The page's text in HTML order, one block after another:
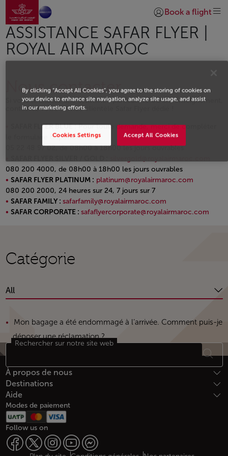
Saut au contenu principal
Aller à la page accueil
Se connecter |
Book a flight
ASSISTANCE SAFAR FLYER |
ROYAL AIR MAROC
Nous contacter
Si vous souhaitez une assistance particulière ou un renseignement,
contactez votre service clientèle Safar Flyer dédié !
SAFAR FLYER BLUE :Pour toute demande, merci de compléter
le formulaire disponibleici.
05 22 48 97 02, de 08h00 à 18h00 les jours ouvrables
080 200 4000, de 08h00 à 18h00 les jours ouvrables
SAFAR FLYER PLATINUM : platinum@royalairmaroc.com
080 200 2000, 24 heures sur 24, 7 jours sur 7
SAFAR FAMILY : safarfamily@royalairmaroc.com
SAFAR CORPORATE : safaflyercorporate@royalairmaroc.com
Catégorie
All
Mon bagage a été endommagé à l’arrivée. Comment puis-je
déposer une réclamation ?
Bas de page Plan du site
Rechercher sur notre site web
À propos de nous
Destinations
Aide
Modes de paiement
Follow us on
By clicking “Accept All Cookies”, you agree to the storing of cookies on
your device to enhance site navigation, analyze site usage, and assist
in our marketing efforts.
Accept All Cookies
Cookies Settings